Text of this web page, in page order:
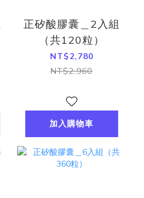
正矽酸膠囊＿2入組
（共120粒）
NT$2,780
NT$2,960
加入購物車